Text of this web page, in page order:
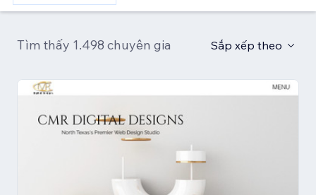
Tìm thấy 1.498 chuyên gia Sắp xếp theo